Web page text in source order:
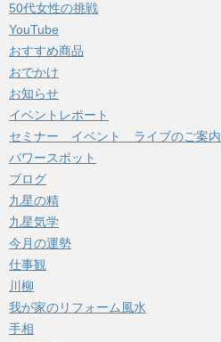
ブ
50代女性の挑戦
YouTube
おすすめ商品
おでかけ
お知らせ
イベントレポート
セミナー イベント ライブのご案内
パワースポット
ブログ
九星の精
九星気学
今月の運勢
仕事観
川柳
我が家のリフォーム風水
手相